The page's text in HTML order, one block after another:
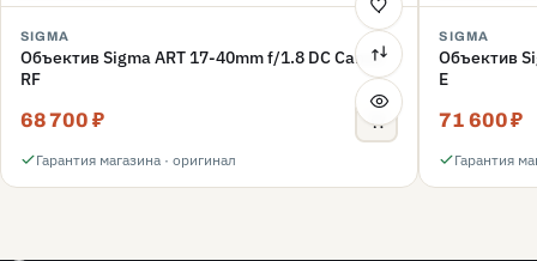
SIGMA
Объектив Sigma ART 17-40mm f/1.8 DC Canon
RF
68 700 ₽
Гарантия магазина · оригинал
SIGMA
Объектив
E
71 600 ₽
Гарантия